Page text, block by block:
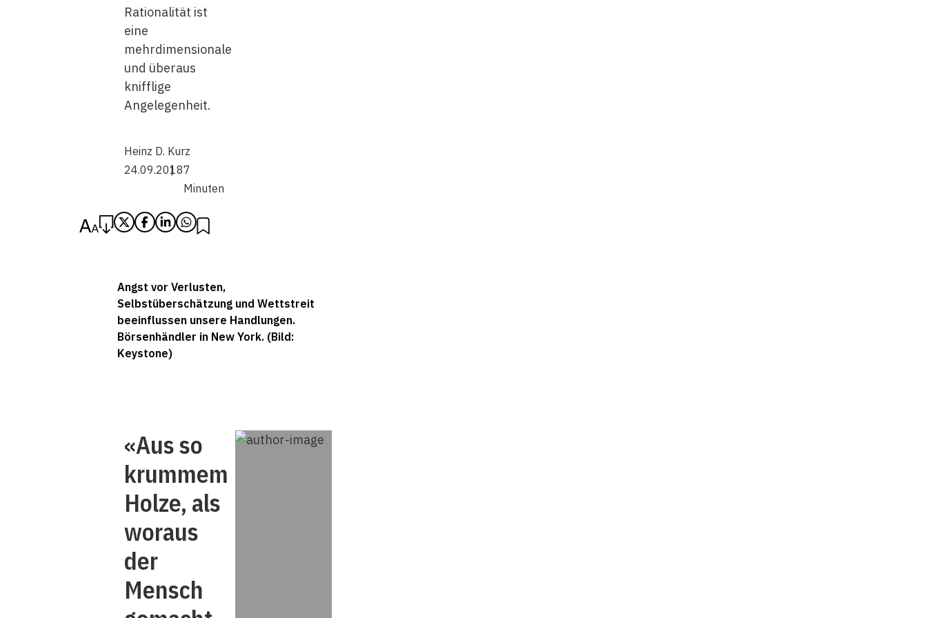
Rationalität ist
eine
mehrdimensionale
und überaus
knifflige
Angelegenheit.
Heinz D. Kurz
24.09.20187
Minuten
Angst vor Verlusten,
Selbstüberschätzung und Wettstreit
beeinflussen unsere Handlungen.
Börsenhändler in New York. (Bild:
Keystone)
«Aus so
krummem
Holze, als
woraus
der
Mensch